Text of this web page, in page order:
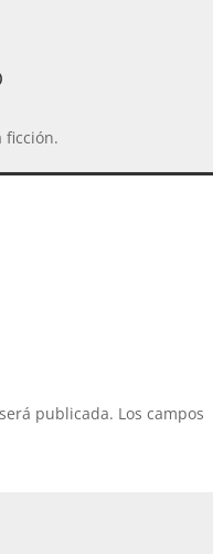
ficción.
publicada. Los campos